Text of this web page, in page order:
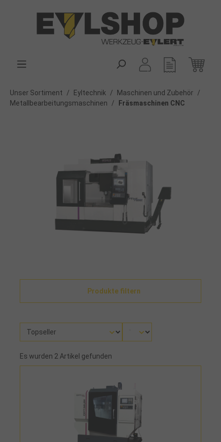
Unser Sortiment / Eyltechnik / Maschinen und Zubehör
/
Metallbearbeitungsmaschinen
/ Fräsmaschinen CNC
Produkte filtern
Es wurden 2 Artikel gefunden